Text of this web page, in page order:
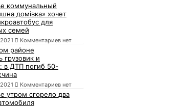
коммунальный
домівка» хочет
для
семей
Комментариев нет
районе
грузовик и
в ДТП погиб 50-
Комментариев нет
утром сгорело два